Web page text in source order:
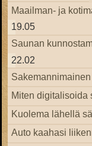
Maailman- ja
19.05
Saunan
22.02
Miten digitalisoida
Kuolema lähellä
Auto kaahasi